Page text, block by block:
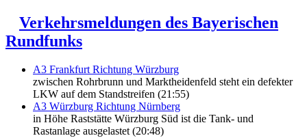
Verkehrsmeldungen des Bayerischen
Rundfunks
A3 Frankfurt Richtung Würzburg
zwischen Rohrbrunn und Marktheidenfeld steht ein defekter
LKW auf dem Standstreifen (21:55)
A3 Würzburg Richtung Nürnberg
in Höhe Raststätte Würzburg Süd ist die Tank- und
Rastanlage ausgelastet (20:48)